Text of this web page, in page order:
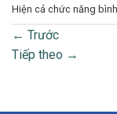
Hiện cả chức năng
← Trước
Tiếp theo →